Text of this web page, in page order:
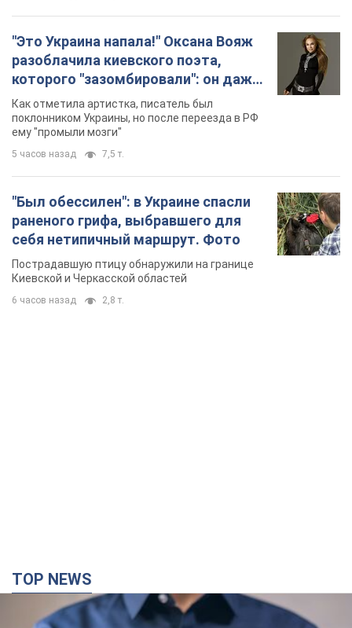
"Это Украина напала!" Оксана Вояж
разоблачила киевского поэта,
которого "зазомбировали": он даже
русского не знал, а теперь хочет
геноцида украинцев
Как отметила артистка, писатель был
поклонником Украины, но после переезда в РФ
ему "промыли мозги"
5 часов назад 7,5 т.
"Был обессилен": в Украине спасли
раненого грифа, выбравшего для
себя нетипичный маршрут. Фото
Пострадавшую птицу обнаружили на границе
Киевской и Черкасской областей
6 часов назад 2,8 т.
TOP NEWS